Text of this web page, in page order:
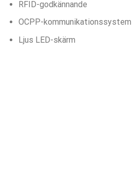
RFID-godkännande
OCPP-kommunikationssystem
Ljus LED-skärm